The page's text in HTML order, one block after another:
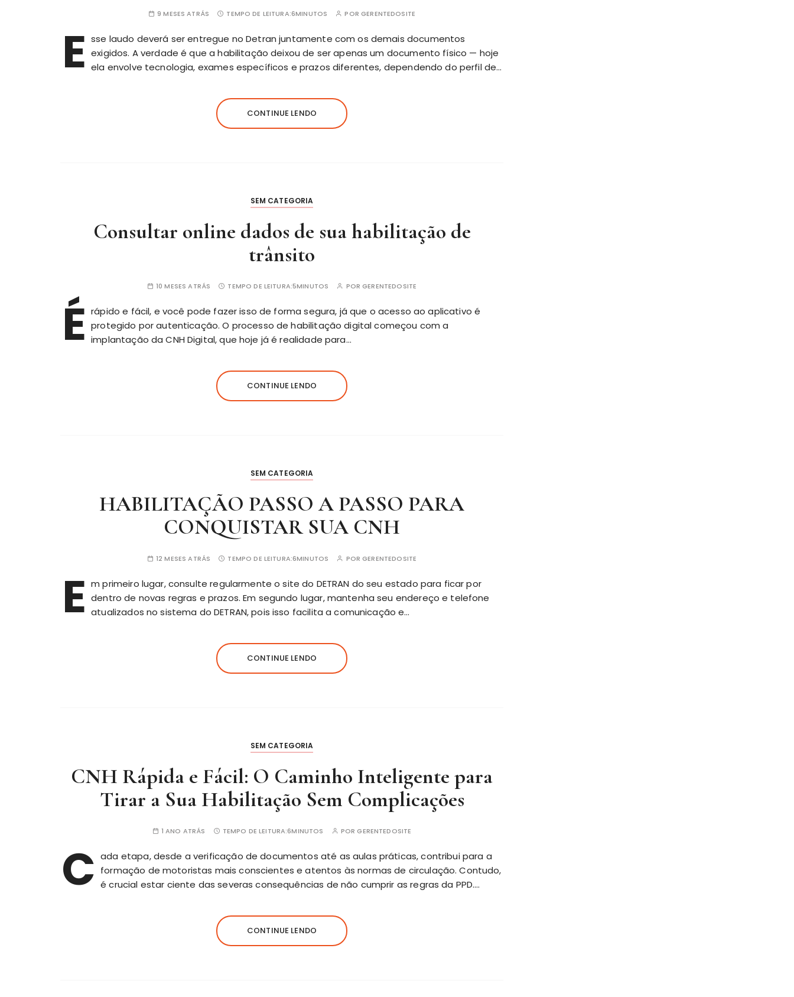
9 MESES ATRÁS TEMPO DE LEITURA:6MINUTOS PORGERENTEDOSITE
E sse laudo deverá ser entregue no Detran juntamente com os demais documentos
exigidos. A verdade é que ahabilitação deixou de ser apenas um documento físico — hoje
ela envolve tecnologia, exames específicos e prazos diferentes, dependendo do perfil de…
CONTINUE LENDO
SEM CATEGORIA
Consultar online dados de sua habilitação de
trânsito
10 MESES ATRÁS TEMPO DE LEITURA:5MINUTOS PORGERENTEDOSITE
É rápido e fácil, e você pode fazer isso de forma segura, já que o acesso ao aplicativo é
protegido por autenticação. O processo dehabilitação digital começou com a
implantação da CNH Digital, que hoje já é realidade para…
CONTINUE LENDO
SEM CATEGORIA
HABILITAÇÃO PASSO A PASSO PARA
CONQUISTAR SUA CNH
12 MESES ATRÁS TEMPO DE LEITURA:6MINUTOS PORGERENTEDOSITE
E m primeiro lugar, consulte regularmente o site do DETRAN do seu estado para ficar por
dentro de novas regras e prazos. Em segundo lugar, mantenha seu endereço e telefone
atualizados no sistema do DETRAN, pois isso facilita a comunicação e…
CONTINUE LENDO
SEM CATEGORIA
CNH Rápida e Fácil: O Caminho Inteligente para
Tirar a Sua Habilitação Sem Complicações
1 ANO ATRÁS TEMPO DE LEITURA:6MINUTOS PORGERENTEDOSITE
C ada etapa, desde a verificação de documentos até as aulas práticas, contribui para a
formação de motoristas mais conscientes e atentos às normas de circulação. Contudo,
é crucial estar ciente das severas consequências de não cumprir as regras da PPD….
CONTINUE LENDO